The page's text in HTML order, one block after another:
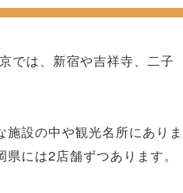
では、新宿や吉祥寺、二子
設の中や観光名所にありま
には2店舗ずつあります。